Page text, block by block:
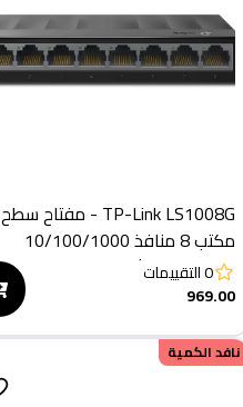
TP-Link LS1008G - مفتاح سطح
مكتب 8 منافذ 10/100/1000
ميجابت في الثانية
0التقييمات
969.00
نافد الكمية